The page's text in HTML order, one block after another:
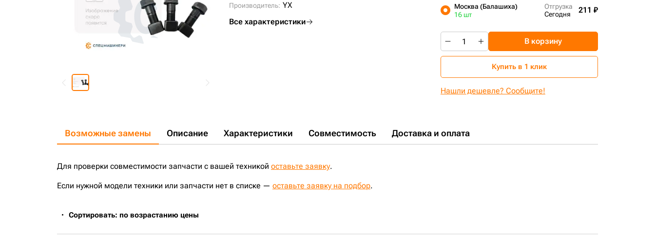
Производитель: YX
Все характеристики
Москва (Балашиха)
16 шт
Отгрузка
Сегодня
211 ₽
В корзину
Купить в 1 клик
Нашли дешевле? Сообщите!
Возможные замены Описание Характеристики Совместимость Доставка и оплата
Для проверки совместимости запчасти с вашей техникой оставьте заявку.
Если нужной модели техники или запчасти нет в списке — оставьте заявку на подбор.
Сортировать: по возрастанию цены